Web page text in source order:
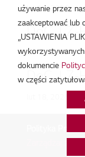
lut 19, 2026
lut 18, 2026
Polityka
Zarządzaj
używanie przez
zaakceptować lub
„USTAWIENIA
dokumencie
w części